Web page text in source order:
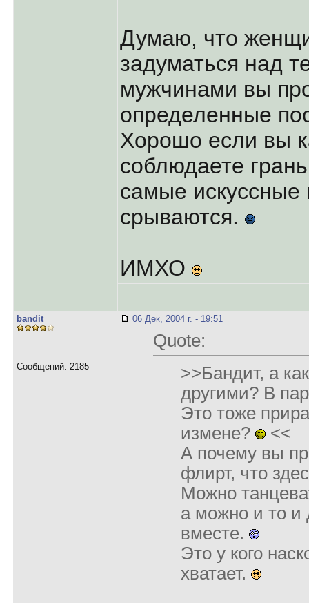
Думаю, что
задуматься над
мужчинами вы
определенные
Хорошо если вы
соблюдаете
самые
срываются.
ИМХО
bandit
Сообщений: 2185
06 Дек, 2004 г. - 19:51
Quote:
>>Бандит, а
другими? В
Это тоже
измене?
<<
А почему вы
флирт, что
Можно
а можно и то и
вместе.
Это у кого
хватает.